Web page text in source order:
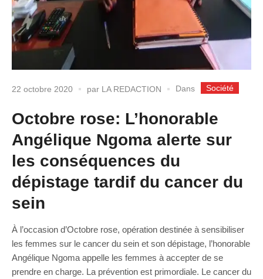
22 octobre 2020 par LA REDACTION Dans Société
Octobre rose: L’honorable
Angélique Ngoma alerte sur
les conséquences du
dépistage tardif du cancer du
sein
À l’occasion d’Octobre rose, opération destinée à sensibiliser
les femmes sur le cancer du sein et son dépistage, l’honorable
Angélique Ngoma appelle les femmes à accepter de se
prendre en charge. La prévention est primordiale. Le cancer du